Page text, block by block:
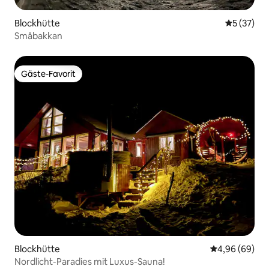
Blockhütte
5 (37)
Småbakkan
Gäste-Favorit
Gäste-Favorit
Blockhütte
4,96 (69)
Nordlicht-Paradies mit Luxus-Sauna!